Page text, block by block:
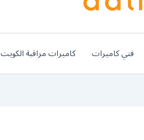
فني كاميرات كاميرات مراقبة الكويت